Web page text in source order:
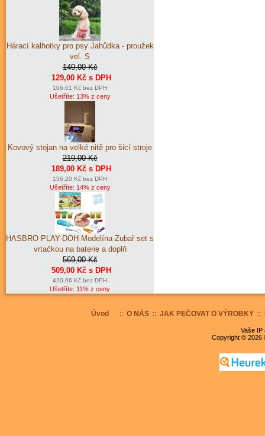
Hárací kalhotky pro psy Jahůdka - proužek
vel. S
149,00 Kč
129,00 Kč s DPH
106,61 Kč bez DPH
Ušetříte: 13% z ceny
Kovový stojan na velké nitě pro šicí stroje
219,00 Kč
189,00 Kč s DPH
156,20 Kč bez DPH
Ušetříte: 14% z ceny
HASBRO PLAY-DOH Modelína Zubař set s
vrtačkou na baterie a doplň
569,00 Kč
509,00 Kč s DPH
420,66 Kč bez DPH
Ušetříte: 11% z ceny
Úvod :: O NÁS:: JAK PEČOVAT O VÝROBKY::
Vaše IP
Copyright © 2026